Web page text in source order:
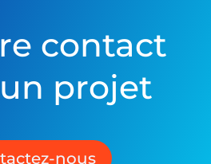
contact
projet
nous